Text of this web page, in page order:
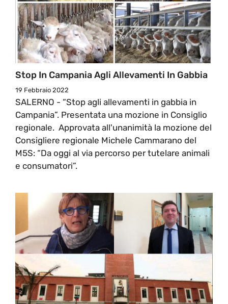
Stop In Campania Agli Allevamenti In Gabbia
19 Febbraio 2022
SALERNO - “Stop agli allevamenti in gabbia in
Campania”. Presentata una mozione in Consiglio
regionale. Approvata all'unanimità la mozione del
Consigliere regionale Michele Cammarano del
M5S: “Da oggi al via percorso per tutelare animali
e consumatori”.